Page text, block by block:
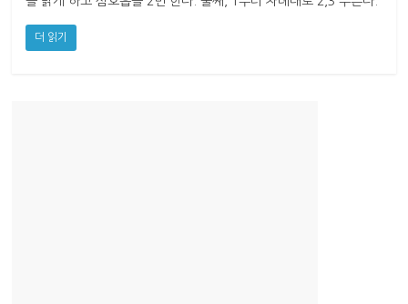
더 읽기